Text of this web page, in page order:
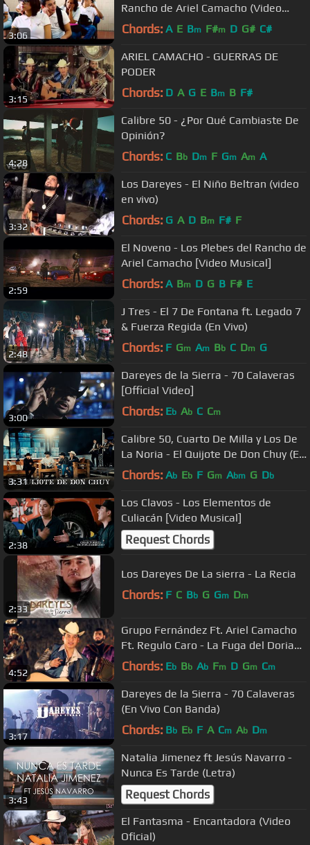
3:06
Rancho de Ariel Camacho (Video
Oficial) | DEL Records
Chords: A E Bm F#m D G# C#
3:15
ARIEL CAMACHO - GUERRAS DE
PODER
Chords: D A G E Bm B F#
4:28
Calibre 50 - ¿Por Qué Cambiaste De
Opinión?
Chords: C Bb Dm F Gm Am A
3:32
Los Dareyes - El Niño Beltran (video
en vivo)
Chords: G A D Bm F# F
2:59
El Noveno - Los Plebes del Rancho de
Ariel Camacho [Video Musical]
Chords: A Bm D G B F# E
2:48
J Tres - El 7 De Fontana ft. Legado 7
& Fuerza Regida (En Vivo)
Chords: F Gm Am Bb C Dm G
3:00
Dareyes de la Sierra - 70 Calaveras
[Official Video]
Chords: Eb Ab C Cm
3:31
Calibre 50, Cuarto De Milla y Los De
La Noria - El Quijote De Don Chuy (En
Vivo)
Chords: Ab Eb F Gm Abm G Db
2:38
Los Clavos - Los Elementos de
Culiacán [Video Musical]
Request Chords
2:33
Los Dareyes De La sierra - La Recia
Chords: F C Bb G Gm Dm
4:52
Grupo Fernández Ft. Ariel Camacho
Ft. Regulo Caro - La Fuga del Dorian
(Video Oficial 2014) FHD
Chords: Eb Bb Ab Fm D Gm Cm
3:17
Dareyes de la Sierra - 70 Calaveras
(En Vivo Con Banda)
Chords: Bb Eb F A Cm Ab Dm
3:43
Natalia Jimenez ft Jesús Navarro -
Nunca Es Tarde (Letra)
Request Chords
El Fantasma - Encantadora (Video
Oficial)